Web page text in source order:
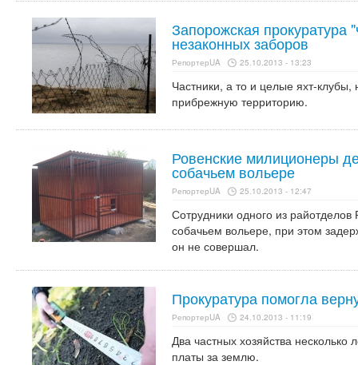
Запорожская прокуратура
незаконных заборов
РепортерUA 25.10.2013 - 13:23
Частники, а то и целые яхт-
прибрежную территорию.
Ровенские милиционеры
собачьем вольере
РепортерUA 25.10.2013 - 12:47
Сотрудники одного из
собачьем вольере, при этом
он не совершал.
Прокуратура помогла
РепортерUA 24.10.2013 - 11:19
Два частных хозяйства
платы за землю.